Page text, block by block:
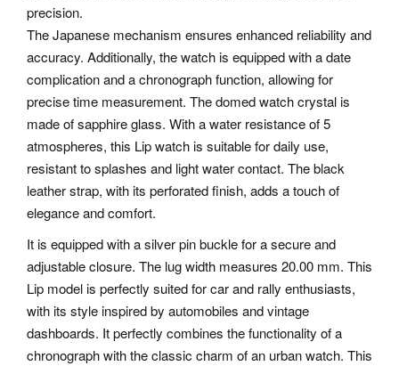
precision.
The Japanese mechanism ensures enhanced reliability and
accuracy. Additionally, the watch is equipped with a date
complication and a chronograph function, allowing for
precise time measurement. The domed watch crystal is
made of sapphire glass. With a water resistance of 5
atmospheres, this Lip watch is suitable for daily use,
resistant to splashes and light water contact. The black
leather strap, with its perforated finish, adds a touch of
elegance and comfort.
It is equipped with a silver pin buckle for a secure and
adjustable closure. The lug width measures 20.00 mm. This
Lip model is perfectly suited for car and rally enthusiasts,
with its style inspired by automobiles and vintage
dashboards. It perfectly combines the functionality of a
chronograph with the classic charm of an urban watch. This